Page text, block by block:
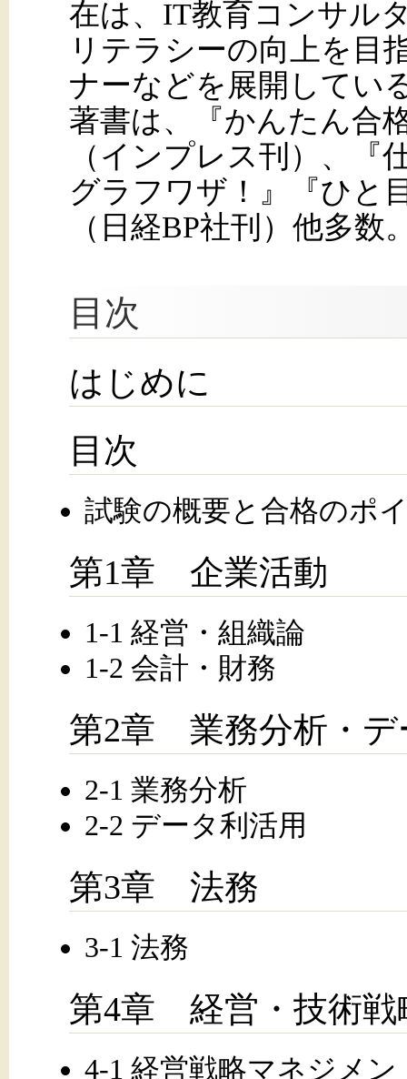
在は、IT教育コンサル
リテラシーの向上を目
ナーなどを展開してい
著書は、『かんたん合
（インプレス刊）、『
グラフワザ！』『ひと
（日経BP社刊）他多数
目次
はじめに
目次
試験の概要と合格のポ
第1章 企業活動
1-1 経営・組織論
1-2 会計・財務
第2章 業務分析・デ
2-1 業務分析
2-2 データ利活用
第3章 法務
3-1 法務
第4章 経営・技術戦
4-1 経営戦略マネジメン